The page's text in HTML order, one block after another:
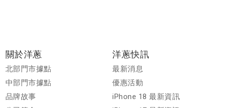
關於洋蔥
北部門市據點
中部門市據點
品牌故事
洋蔥快訊
最新消息
優惠活動
iPhone 18 最新資訊